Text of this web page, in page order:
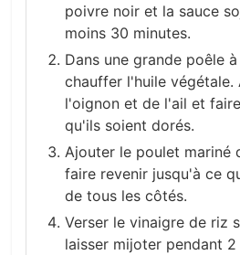
poivre noir et la sauce
moins 30 minutes.
Dans une grande poêle
chauffer l'huile
l'oignon et de l'ail et
qu'ils soient dorés.
Ajouter le poulet mariné
faire revenir jusqu'à ce
de tous les côtés.
Verser le vinaigre de riz
laisser mijoter pendant 2